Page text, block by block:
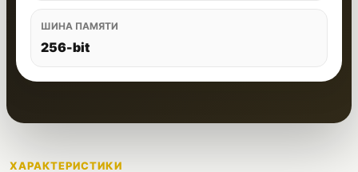
ШИНА ПАМЯТИ
256-bit
ХАРАКТЕРИСТИКИ